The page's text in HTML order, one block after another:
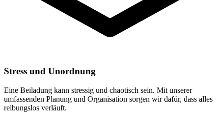
Stress und Unordnung
Eine Beiladung kann stressig und chaotisch sein. Mit unserer
umfassenden Planung und Organisation sorgen wir dafür, dass alles
reibungslos verläuft.